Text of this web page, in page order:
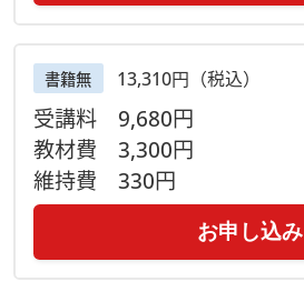
書籍無 13,310円（税込）
受講料 9,680円
教材費 3,300円
維持費 330円
お申し込み